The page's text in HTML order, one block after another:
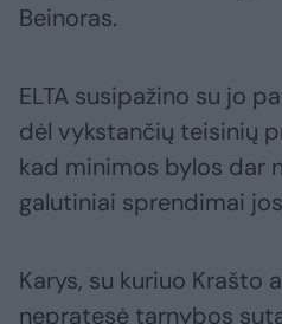
Beinoras.
ELTA susipažino su jo
dėl vykstančių teisinių
kad minimos bylos dar
galutiniai sprendimai
Karys, su kuriuo Krašto
nepratęsė tarnybos